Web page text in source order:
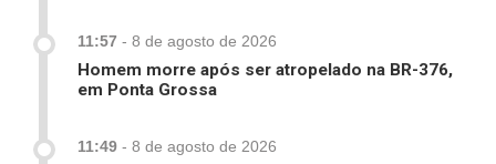
11:57 - 8 de agosto de 2026
Homem morre após ser atropelado na BR-376,
em Ponta Grossa
11:49 - 8 de agosto de 2026